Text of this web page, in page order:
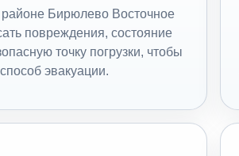
Бирюлево Восточное
повреждения, состояние
точку погрузки, чтобы
эвакуации.